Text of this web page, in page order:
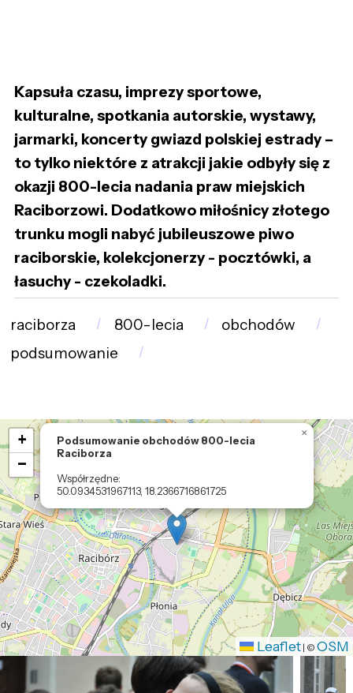
Kapsuła czasu, imprezy sportowe,
kulturalne, spotkania autorskie, wystawy,
jarmarki, koncerty gwiazd polskiej estrady –
to tylko niektóre z atrakcji jakie odbyły się z
okazji 800-lecia nadania praw miejskich
Raciborzowi. Dodatkowo miłośnicy złotego
trunku mogli nabyć jubileuszowe piwo
raciborskie, kolekcjonerzy - pocztówki, a
łasuchy - czekoladki.
raciborza 800-lecia
obchodów
podsumowanie
Loading map ....
Podsumowanie obchodów 800-lecia
Raciborza
Współrzędne:
50.0934531967113, 18.2366716861725
×
+
−
Leaflet | © OSM